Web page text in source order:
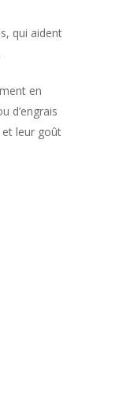
qui aident
en
d’engrais
et leur goût